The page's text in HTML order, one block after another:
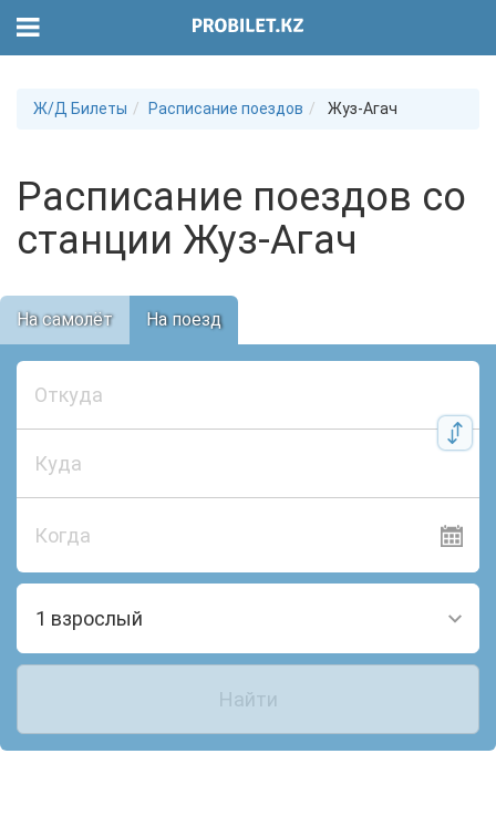
Ж/Д Билеты Расписание поездов Жуз-Агач
Расписание поездов со
станции Жуз-Агач
На самолёт На поезд
Когда
1 взрослый
Найти